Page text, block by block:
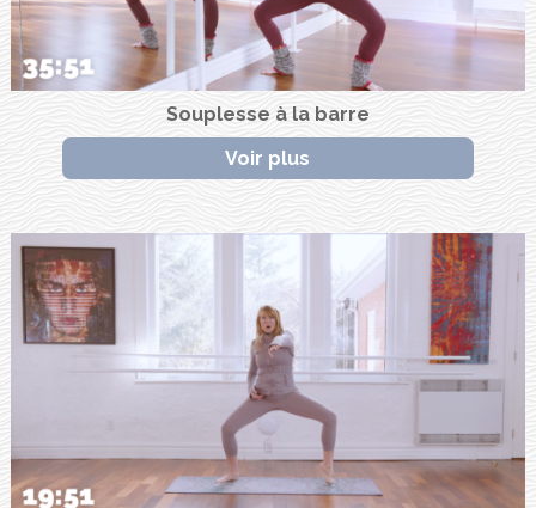
Souplesse à la barre
Voir plus